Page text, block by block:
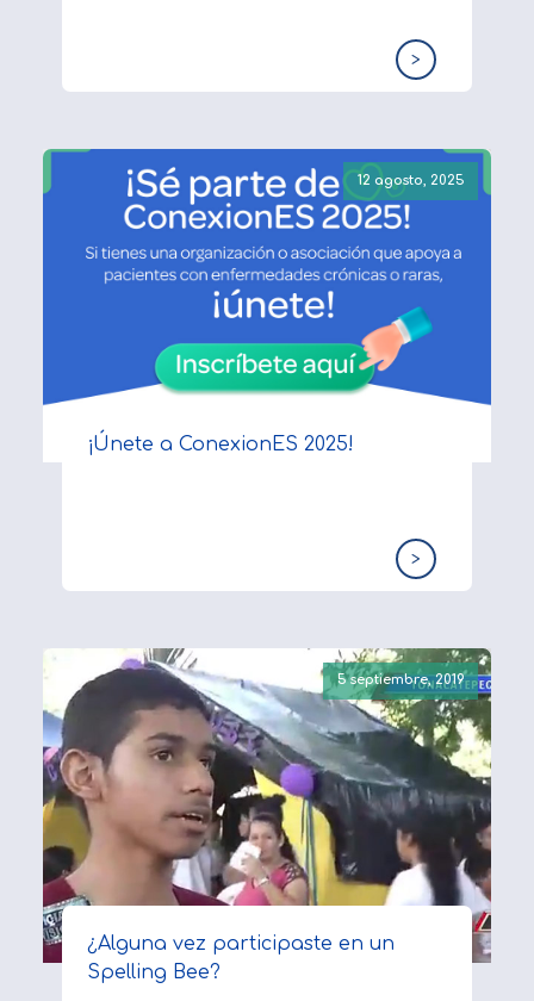
>
12 agosto, 2025
¡Únete a ConexionES 2025!
>
5 septiembre, 2019
¿Alguna vez participaste en un
Spelling Bee?